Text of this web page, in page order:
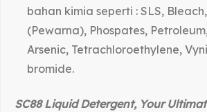
bahan kimia seperti : SLS,
(Pewarna), Phospates,
Arsenic, Tetrachloroethylene,
bromide.
SC88 Liquid Detergent, Your